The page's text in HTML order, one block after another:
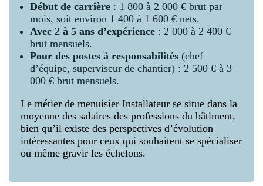
Début de carrière : 1 800 à 2 000 € brut par
mois, soit environ 1 400 à 1 600 € nets.
Avec 2 à 5 ans d’expérience : 2 000 à 2 400 €
brut mensuels.
Pour des postes à responsabilités (chef
d’équipe, superviseur de chantier) : 2 500 € à 3
000 € brut mensuels.
Le métier de menuisier Installateur se situe dans la
moyenne des salaires des professions du bâtiment,
bien qu’il existe des perspectives d’évolution
intéressantes pour ceux qui souhaitent se spécialiser
ou même gravir les échelons.